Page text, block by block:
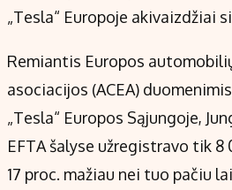
„Tesla“ Europoje akivaizdžiai
Remiantis Europos
asociacijos (ACEA)
„Tesla“ Europos Sąjungoje,
EFTA šalyse užregistravo tik
17 proc. mažiau nei tuo pačiu